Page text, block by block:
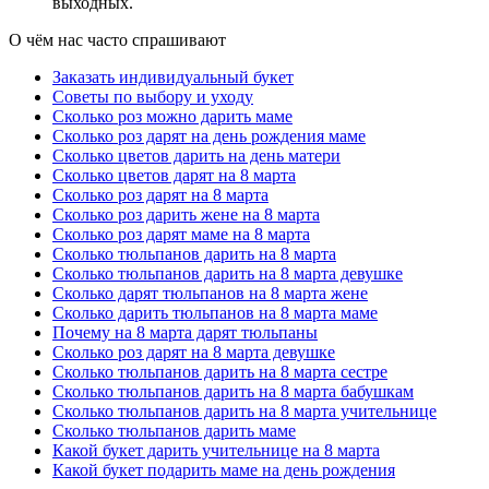
О чём нас часто спрашивают
Заказать индивидуальный букет
Советы по выбору и уходу
Сколько роз можно дарить маме
Сколько роз дарят на день рождения маме
Сколько цветов дарить на день матери
Сколько цветов дарят на 8 марта
Сколько роз дарят на 8 марта
Сколько роз дарить жене на 8 марта
Сколько роз дарят маме на 8 марта
Сколько тюльпанов дарить на 8 марта
Сколько тюльпанов дарить на 8 марта девушке
Сколько дарят тюльпанов на 8 марта жене
Сколько дарить тюльпанов на 8 марта маме
Почему на 8 марта дарят тюльпаны
Сколько роз дарят на 8 марта девушке
Сколько тюльпанов дарить на 8 марта сестре
Сколько тюльпанов дарить на 8 марта бабушкам
Сколько тюльпанов дарить на 8 марта учительнице
Сколько тюльпанов дарить маме
Какой букет дарить учительнице на 8 марта
Какой букет подарить маме на день рождения
важно сколько цветов в букете. Гораздо важнее дарить близким
людям внимание и хорошее настроение!
Что подарить с букетом цветов
Цветы являются неотъемлемой частью подарков и поздравлений
по всевозможным поводам. Но чаще всего, поздравления и
презенты не ограничиваются только букетом. Рассмотрим
несколько вариантов, чем можно дополнить цветочную
композицию. Универсальным дополнением к букету цветов
является сладкий презент. Это может быть коробка конфет,
шоколадка, зефир или мармелад – любая сладость, которую
очень любит получатель. Такое сочетание подарков сможет
подарить еще больше радости и положительных эмоций.
Воздушные шары всегда дарят невероятное ощущение
праздника и беззаботности, возвращая каждого из нас в детство.
Поэтому такое дополнение к букету создаст еще большую
атмосферу веселья и непременно станет залогом хорошего
настроения. Мягкие игрушки также возвращают нас в детство,
дарят ощущение нежности и безмятежности. Такой презент
можно добавить к подарку романтичной и чуткой натуре.
Можно выбрать множество других дополнений к букету, исходя
из пожеланий и предпочтений получательницы. Это может быть
набор чая или кофе, парфюмерия, подарочный сертификат.
Главное, выбирать подарок, который придется по вкусу и